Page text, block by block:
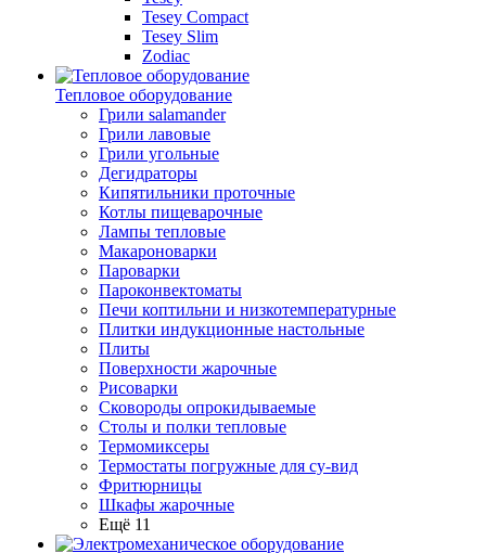
Tesey Compact
Tesey Slim
Zodiac
Тепловое оборудование
Грили salamander
Грили лавовые
Грили угольные
Дегидраторы
Кипятильники проточные
Котлы пищеварочные
Лампы тепловые
Макароноварки
Пароварки
Пароконвектоматы
Печи коптильни и низкотемпературные
Плитки индукционные настольные
Плиты
Поверхности жарочные
Рисоварки
Сковороды опрокидываемые
Столы и полки тепловые
Термомиксеры
Термостаты погружные для су-вид
Фритюрницы
Шкафы жарочные
Ещё 11